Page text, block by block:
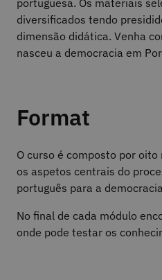
portuguesa. Os materiais
diversificados tendo
dimensão didática. Venha
nasceu a democracia em
Format
O curso é composto por
os aspetos centrais do
português para a
No final de cada módulo
onde pode testar os